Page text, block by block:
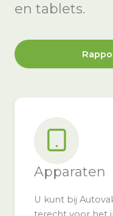
en tablets.
Apparaten
U kunt bij